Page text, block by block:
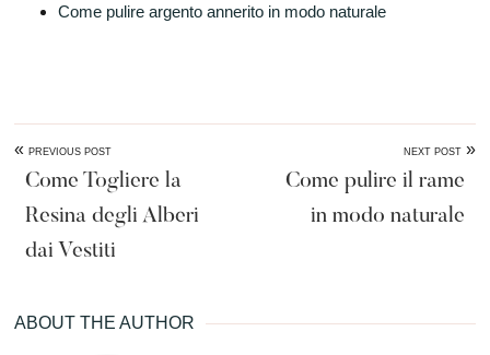
Come pulire argento annerito in modo naturale​
« PREVIOUS POST
Come Togliere la
Resina degli Alberi
dai Vestiti​
NEXT POST »
Come pulire il rame
in modo naturale​
ABOUT THE AUTHOR